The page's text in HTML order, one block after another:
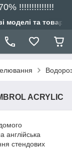
!!!!!!!!!!!!!!
моделі та
ACRYLIC
англійська
стендових